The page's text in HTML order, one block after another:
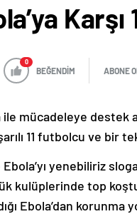
Karşı
0
BEĞENDİM ABONE
ile mücadeleye destek
11 futbolcu ve bir
yenebiliriz
kulüplerinde top
Ebola’dan korunma